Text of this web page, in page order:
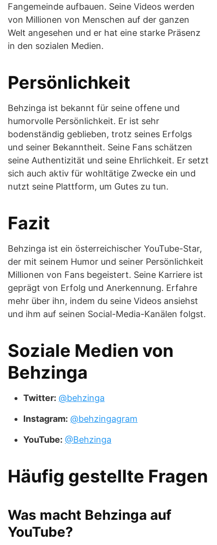
Fangemeinde aufbauen. Seine Videos werden
von Millionen von Menschen auf der ganzen
Welt angesehen und er hat eine starke Präsenz
in den sozialen Medien.
Persönlichkeit
Behzinga ist bekannt für seine offene und
humorvolle Persönlichkeit. Er ist sehr
bodenständig geblieben, trotz seines Erfolgs
und seiner Bekanntheit. Seine Fans schätzen
seine Authentizität und seine Ehrlichkeit. Er setzt
sich auch aktiv für wohltätige Zwecke ein und
nutzt seine Plattform, um Gutes zu tun.
Fazit
Behzinga ist ein österreichischer YouTube-Star,
der mit seinem Humor und seiner Persönlichkeit
Millionen von Fans begeistert. Seine Karriere ist
geprägt von Erfolg und Anerkennung. Erfahre
mehr über ihn, indem du seine Videos ansiehst
und ihm auf seinen Social-Media-Kanälen folgst.
Soziale Medien von
Behzinga
Twitter: @behzinga
Instagram: @behzingagram
YouTube: @Behzinga
Häufig gestellte Fragen
Was macht Behzinga auf
YouTube?